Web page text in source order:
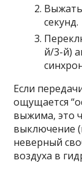
секунд.
й/3-й)
Если
ощущается
выжима, это
выключение
неверный
воздуха в